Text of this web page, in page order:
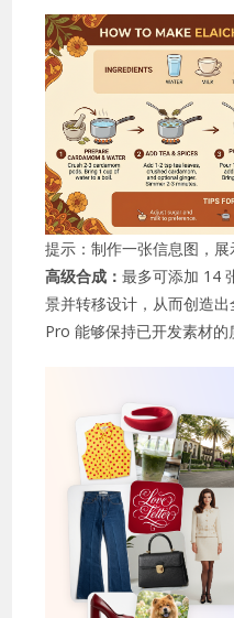
提示：制作一张信息图，展
高级合成：最多可添加 14
景并转移设计，从而创造
Pro 能够保持已开发素材的